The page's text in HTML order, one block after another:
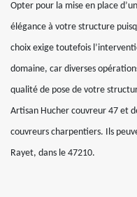
Opter pour la mise en place
élégance à votre structure
choix exige toutefois
domaine, car diverses
qualité de pose de votre
Artisan Hucher couvreur 47 et
couvreurs charpentiers. Ils
Rayet, dans le 47210.